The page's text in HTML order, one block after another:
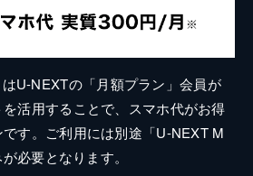
はU-NEXTの「月額プラン」会員が
活用することで、スマホ代がお得
す。ご利用には別途「U-NEXT M
必要となります。